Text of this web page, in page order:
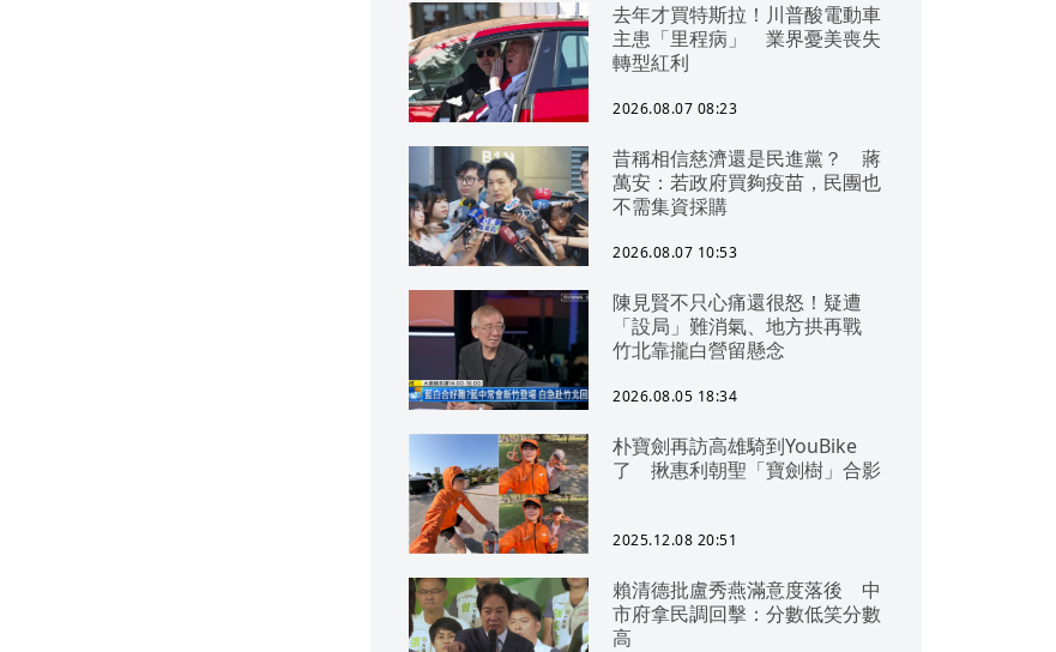
去年才買特斯拉！川普酸電動車
主患「里程病」 業界憂美喪失
轉型紅利
2026.08.07 08:23
昔稱相信慈濟還是民進黨？ 蔣
萬安：若政府買夠疫苗，民團也
不需集資採購
2026.08.07 10:53
陳見賢不只心痛還很怒！疑遭
「設局」難消氣、地方拱再戰
竹北靠攏白營留懸念
2026.08.05 18:34
朴寶劍再訪高雄騎到YouBike
了 揪惠利朝聖「寶劍樹」合影
2025.12.08 20:51
賴清德批盧秀燕滿意度落後 中
市府拿民調回擊：分數低笑分數
高